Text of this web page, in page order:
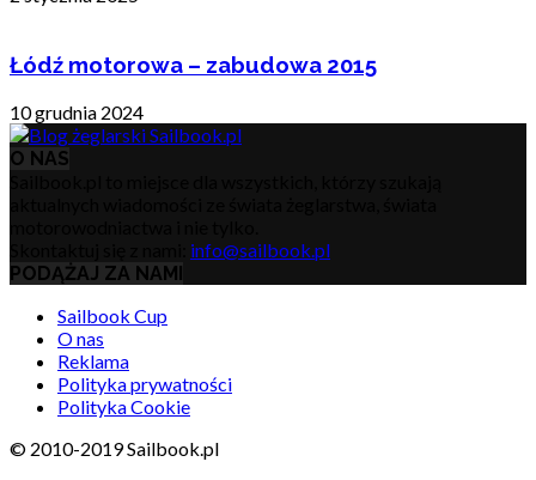
Łódź motorowa – zabudowa 2015
10 grudnia 2024
O NAS
info@sailbook.pl
PODĄŻAJ ZA NAMI
Sailbook Cup
O nas
Reklama
Polityka prywatności
Polityka Cookie
© 2010-2019 Sailbook.pl